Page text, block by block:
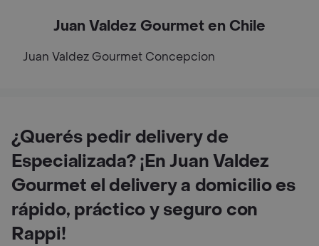
Juan Valdez Gourmet en Chile
Juan Valdez Gourmet Concepcion
¿Querés pedir delivery de
Especializada? ¡En Juan Valdez
Gourmet el delivery a domicilio es
rápido, práctico y seguro con
Rappi!